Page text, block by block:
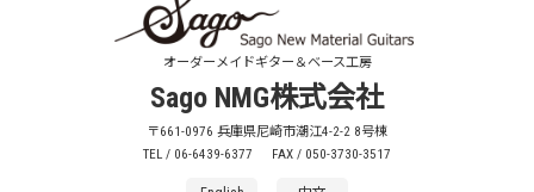
オーダーメイドギター＆ベース工房
Sago NMG株式会社
〒661-0976 兵庫県尼崎市潮江4-2-2 8号棟
TEL / 06-6439-6377
FAX / 050-3730-3517